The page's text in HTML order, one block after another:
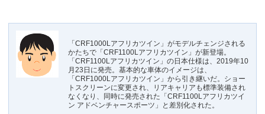
「CRF1000Lアフリカツイン」がモデルチェンジされる
かたちで「CRF1100Lアフリカツイン」が新登場。
「CRF1100Lアフリカツイン」の日本仕様は、2019年10
月23日に発売。基本的な車体のイメージは、
「CRF1000Lアフリカツイン」から引き継いだ。ショー
トスクリーンに変更され、リアキャリアも標準装備され
なくなり、同時に発売された「CRF1100Lアフリカツイ
ン アドベンチャースポーツ」と差別化された。